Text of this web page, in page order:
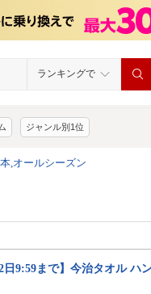
ランキングで
ジャンル別1位
,オールシーズン
9:59まで】今治タオル ハ